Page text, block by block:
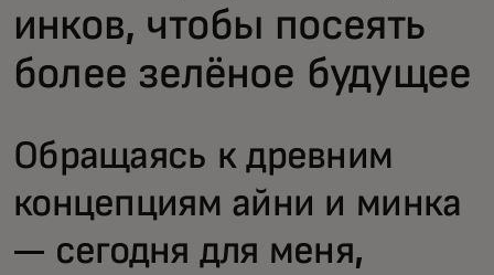
Новости и тренды
инков, чтобы посеять
более зелёное будущее
Обращаясь к древним
концепциям айни и минка
— сегодня для меня,